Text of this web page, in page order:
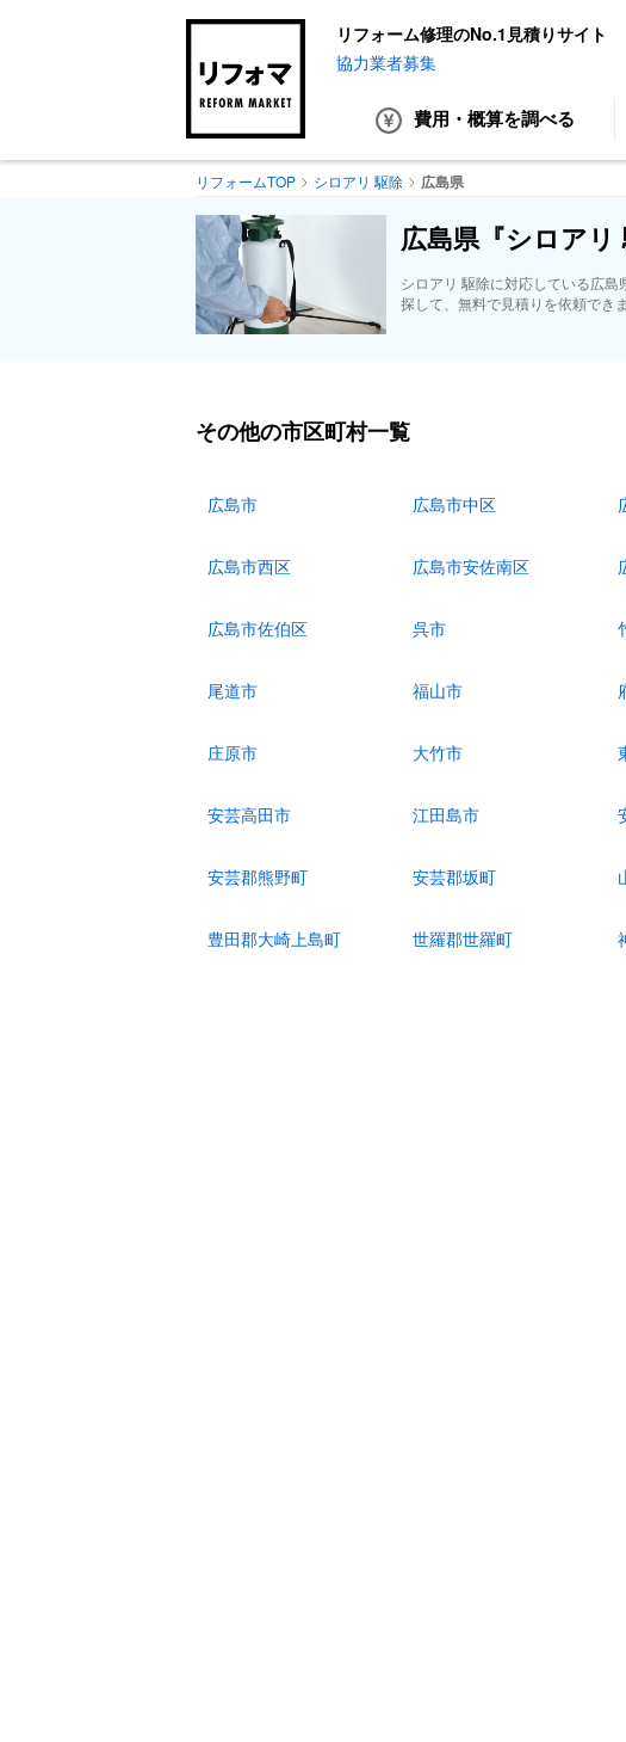
リフォーム修理のNo.1見積りサイト
協力業者募集
費用・概算を調べる
リフォームTOP シロアリ 駆除 広島県
広島県『シロアリ
シロアリ 駆除に対応している広
探して、無料で見積りを依頼できま
その他の市区町村一覧
広島市 広島市中区
広島市西区 広島市安佐南区
広島市佐伯区 呉市
尾道市 福山市
庄原市 大竹市
安芸高田市 江田島市
安芸郡熊野町 安芸郡坂町
豊田郡大崎上島町 世羅郡世羅町